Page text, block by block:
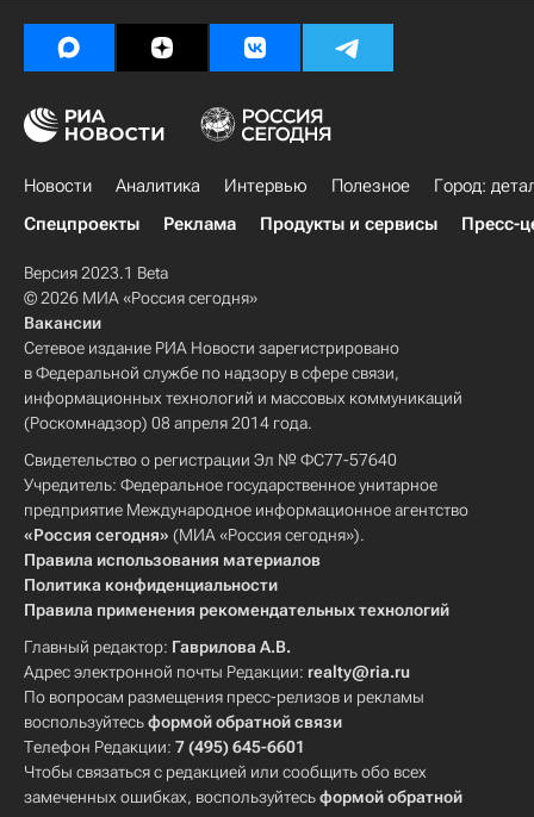
Новости Аналитика Интервью Полезное
Город:
Спецпроекты
Реклама Продукты и сервисы Пресс-
Версия 2023.1 Beta
© 2026 МИА «Россия сегодня»
Вакансии
Сетевое издание РИА Новости зарегистрировано
в Федеральной службе по надзору в сфере связи,
информационных технологий и массовых коммуникаций
(Роскомнадзор) 08 апреля 2014 года.
Свидетельство о регистрации Эл № ФС77-57640
Учредитель: Федеральное государственное унитарное
предприятие Международное информационное агентство
«Россия сегодня» (МИА «Россия сегодня»).
Правила использования материалов
Политика конфиденциальности
Правила применения рекомендательных технологий
Главный редактор: Гаврилова А.В.
Адрес электронной почты Редакции: realty@ria.ru
По вопросам размещения пресс-релизов и рекламы
воспользуйтесьформой обратной связи
Телефон Редакции: 7 (495) 645-6601
Чтобы связаться с редакцией или сообщить обо всех
замеченных ошибках, воспользуйтесьформой обратной